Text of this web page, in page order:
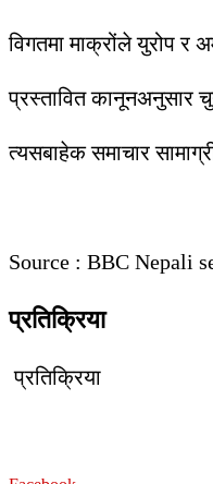
विगतमा माक्रोंले युरोप र
प्रस्तावित कानूनअनुसार
त्यसबाहेक समाचार
Source : BBC Nepali
प्रतिक्रिया
प्रतिक्रिया